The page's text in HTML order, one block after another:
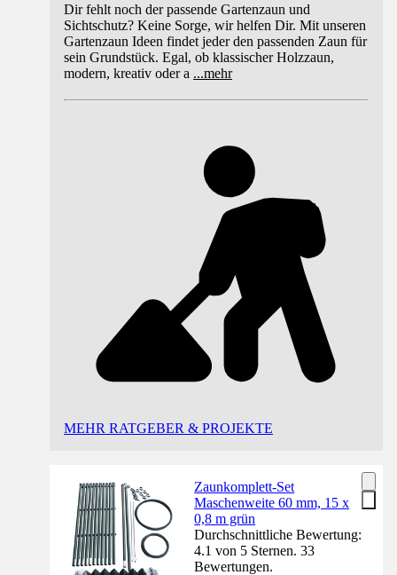
Dir fehlt noch der passende Gartenzaun und
Sichtschutz? Keine Sorge, wir helfen Dir. Mit unseren
Gartenzaun Ideen findet jeder den passenden Zaun für
sein Grundstück. Egal, ob klassischer Holzzaun,
modern, kreativ oder a ...mehr
MEHR RATGEBER & PROJEKTE
Zaunkomplett-Set
Maschenweite 60 mm, 15 x
0,8 m grün
Durchschnittliche Bewertung:
4.1 von 5 Sternen. 33
Bewertungen.